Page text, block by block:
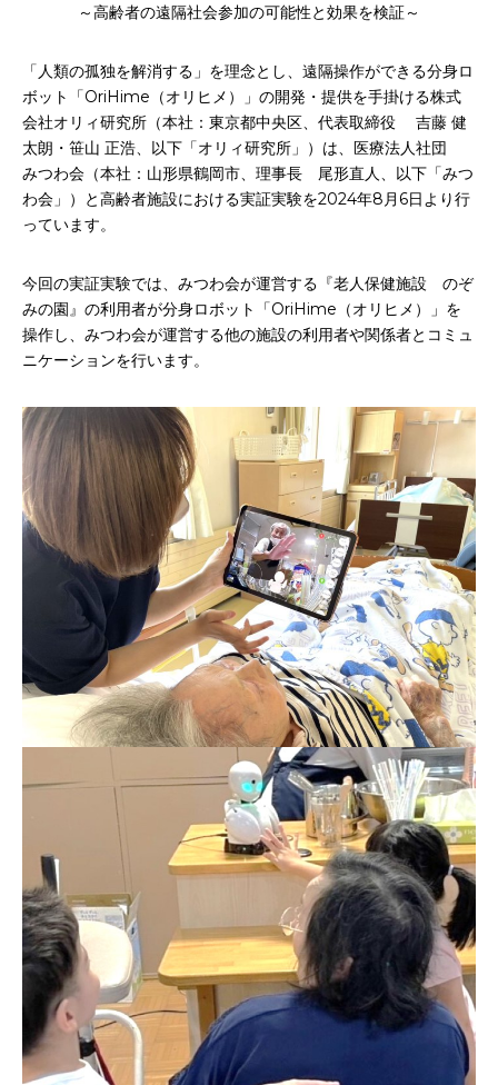
～高齢者の遠隔社会参加の可能性と効果を検証～
「人類の孤独を解消する」を理念とし、遠隔操作ができる分身ロ
ボット「OriHime（オリヒメ）」の開発・提供を手掛ける株式
会社オリィ研究所（本社：東京都中央区、代表取締役 吉藤 健
太朗・笹山 正浩、以下「オリィ研究所」）は、医療法人社団
みつわ会（本社：山形県鶴岡市、理事長 尾形直人、以下「みつ
わ会」）と高齢者施設における実証実験を2024年8月6日より行
っています。
今回の実証実験では、みつわ会が運営する『老人保健施設 のぞ
みの園』の利用者が分身ロボット「OriHime（オリヒメ）」を
操作し、みつわ会が運営する他の施設の利用者や関係者とコミュ
ニケーションを行います。